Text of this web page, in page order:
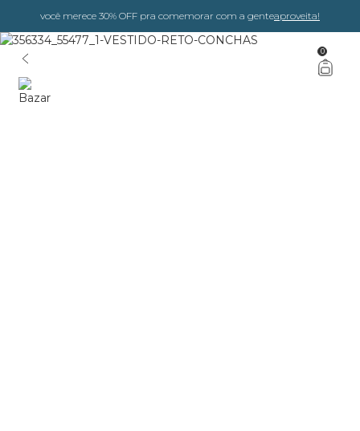
você merece 30% OFF pra comemorar com a genteaproveita!
0